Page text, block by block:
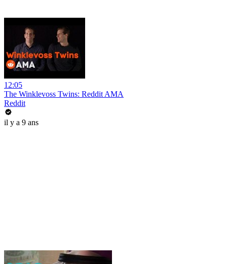
12:05
The Winklevoss Twins: Reddit AMA
Reddit
il y a 9 ans